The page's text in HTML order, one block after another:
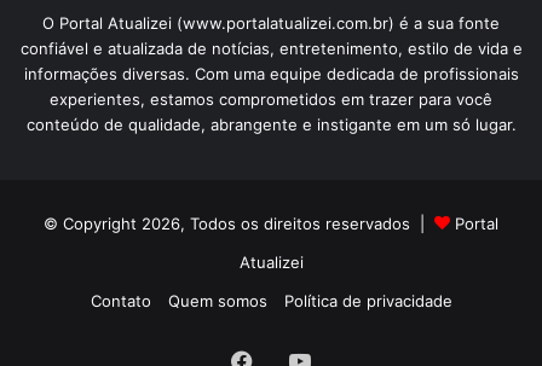
O Portal Atualizei (www.portalatualizei.com.br) é a sua fonte
confiável e atualizada de notícias, entretenimento, estilo de vida e
informações diversas. Com uma equipe dedicada de profissionais
experientes, estamos comprometidos em trazer para você
conteúdo de qualidade, abrangente e instigante em um só lugar.
© Copyright 2026, Todos os direitos reservados |
Portal
Atualizei
Contato
Quem somos Política de privacidade
FacebookYouTube